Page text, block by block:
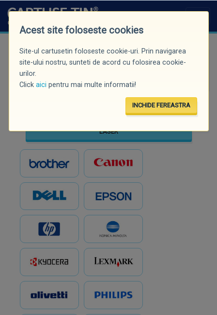
Căutare rapidă (minim 3 caractere)
LASER
Acest site foloseste cookies
Site-ul cartusetin foloseste cookie-uri. Prin navigarea
site-ului nostru, sunteti de acord cu folosirea cookie-
urilor.
Clickaici pentru mai multe informatii!
INCHIDE FEREASTRA